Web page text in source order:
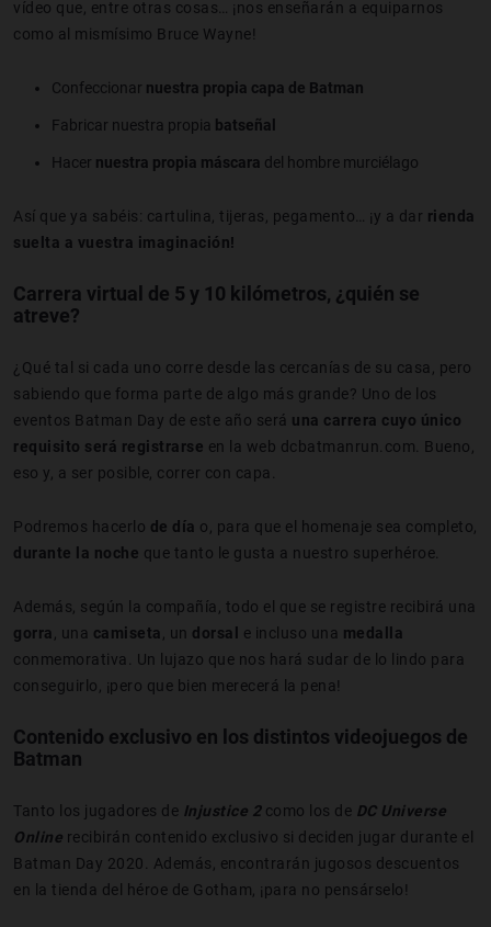
vídeo que, entre otras cosas… ¡nos enseñarán a equiparnos
como al mismísimo Bruce Wayne!
Confeccionar nuestra propia capa de Batman
Fabricar nuestra propia batseñal
Hacer nuestra propia máscara del hombre murciélago
Así que ya sabéis: cartulina, tijeras, pegamento… ¡y a dar rienda
suelta a vuestra imaginación!
Carrera virtual de 5 y 10 kilómetros, ¿quién se
atreve?
¿Qué tal si cada uno corre desde las cercanías de su casa, pero
sabiendo que forma parte de algo más grande? Uno de los
eventos Batman Day de este año será una carrera cuyo único
requisito será registrarse en la web dcbatmanrun.com. Bueno,
eso y, a ser posible, correr con capa.
Podremos hacerlo de día o, para que el homenaje sea completo,
durante la noche que tanto le gusta a nuestro superhéroe.
Además, según la compañía, todo el que se registre recibirá una
gorra , una camiseta , un dorsal e incluso una medalla
conmemorativa. Un lujazo que nos hará sudar de lo lindo para
conseguirlo, ¡pero que bien merecerá la pena!
Contenido exclusivo en los distintos videojuegos de
Batman
Tanto los jugadores de Injustice 2como los de DC Universe
Online recibirán contenido exclusivo si deciden jugar durante el
Batman Day 2020. Además, encontrarán jugosos descuentos
en la tienda del héroe de Gotham, ¡para no pensárselo!